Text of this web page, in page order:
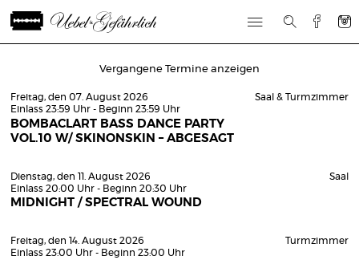
Vergangene Termine anzeigen
Freitag, den 07. August 2026
Einlass 23:59 Uhr - Beginn 23:59 Uhr
BOMBACLART BASS DANCE PARTY
VOL.10 W/ SKINONSKIN – ABGESAGT
Saal & Turmzimmer
Dienstag, den 11. August 2026
Einlass 20:00 Uhr - Beginn 20:30 Uhr
MIDNIGHT / SPECTRAL WOUND
Saal
Freitag, den 14. August 2026
Einlass 23:00 Uhr - Beginn 23:00 Uhr
Turmzimmer